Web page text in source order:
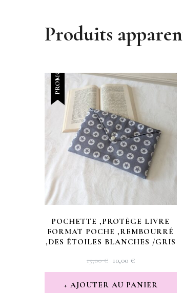
Produits
PROMO !
POCHETTE ,PROTÈGE LIVRE
FORMAT POCHE ,REMBOURRÉ
,DES ÉTOILES BLANCHES /GRIS
13,00€ LE
PRIX
INITIAL
10,00 €LE
PRIX
ACTUEL
AJOUTER AU PANIER